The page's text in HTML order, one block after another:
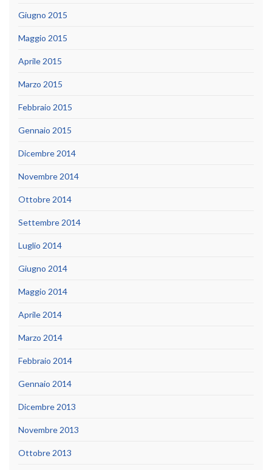
Giugno 2015
Maggio 2015
Aprile 2015
Marzo 2015
Febbraio 2015
Gennaio 2015
Dicembre 2014
Novembre 2014
Ottobre 2014
Settembre 2014
Luglio 2014
Giugno 2014
Maggio 2014
Aprile 2014
Marzo 2014
Febbraio 2014
Gennaio 2014
Dicembre 2013
Novembre 2013
Ottobre 2013